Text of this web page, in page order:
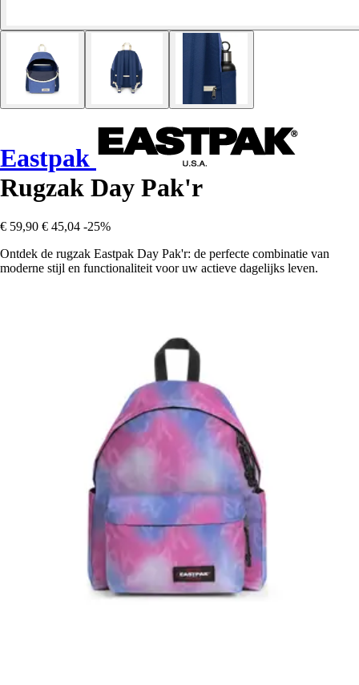
Eastpak
Rugzak Day Pak'r
€ 59,90 € 45,04 -25%
Ontdek de rugzak Eastpak Day Pak'r: de perfecte combinatie van
moderne stijl en functionaliteit voor uw actieve dagelijks leven.